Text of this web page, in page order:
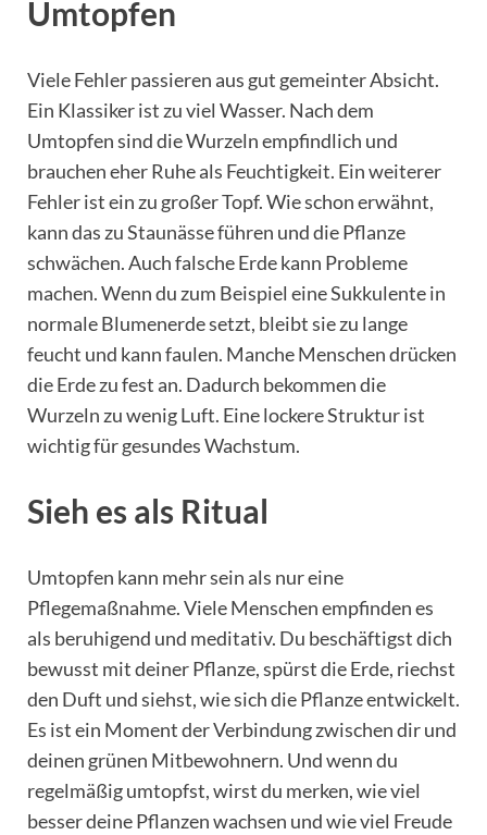
Umtopfen
Viele Fehler passieren aus gut gemeinter Absicht.
Ein Klassiker ist zu viel Wasser. Nach dem
Umtopfen sind die Wurzeln empfindlich und
brauchen eher Ruhe als Feuchtigkeit. Ein weiterer
Fehler ist ein zu großer Topf. Wie schon erwähnt,
kann das zu Staunässe führen und die Pflanze
schwächen. Auch falsche Erde kann Probleme
machen. Wenn du zum Beispiel eine Sukkulente in
normale Blumenerde setzt, bleibt sie zu lange
feucht und kann faulen. Manche Menschen drücken
die Erde zu fest an. Dadurch bekommen die
Wurzeln zu wenig Luft. Eine lockere Struktur ist
wichtig für gesundes Wachstum.
Sieh es als Ritual
Umtopfen kann mehr sein als nur eine
Pflegemaßnahme. Viele Menschen empfinden es
als beruhigend und meditativ. Du beschäftigst dich
bewusst mit deiner Pflanze, spürst die Erde, riechst
den Duft und siehst, wie sich die Pflanze entwickelt.
Es ist ein Moment der Verbindung zwischen dir und
deinen grünen Mitbewohnern. Und wenn du
regelmäßig umtopfst, wirst du merken, wie viel
besser deine Pflanzen wachsen und wie viel Freude